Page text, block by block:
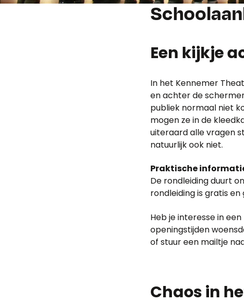
Een kijkje
In het Kennemer
en achter de
publiek normaal niet
mogen ze in de
uiteraard alle vragen
natuurlijk ook niet.
Praktische
De rondleiding duurt
rondleiding is gratis
Heb je interesse in
openingstijden
of stuur een mailtje
Chaos in